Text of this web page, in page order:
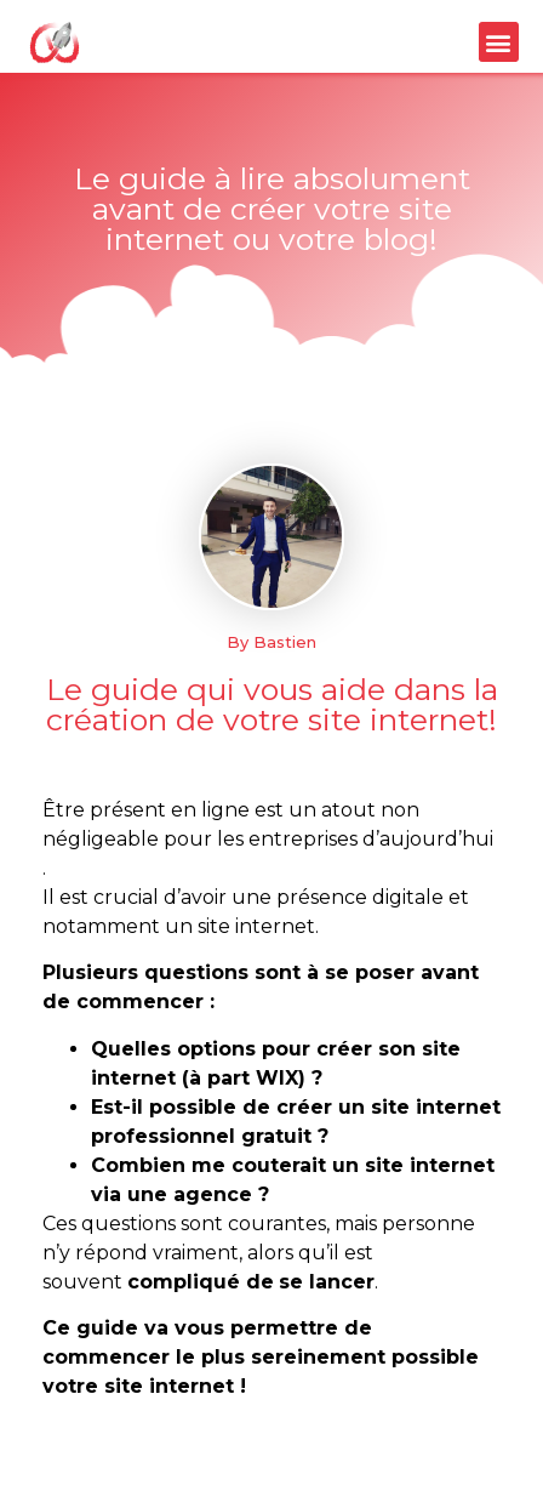
Le guide à lire absolument
avant de créer votre site
internet ou votre blog!
By Bastien
Le guide qui vous aide dans la
création de votre site internet!
Être présent en ligne est un atout non
négligeable pour les entreprises d’aujourd’hui
.
Il est crucial d’avoir une présence digitale et
notamment un site internet.
Plusieurs questions sont à se poser avant
de commencer :
Quelles options pour créer son site
internet (à part WIX) ?
Est-il possible de créer un site internet
professionnel gratuit ?
Combien me couterait un site internet
via une agence ?
Ces questions sont courantes, mais personne
n’y répond vraiment, alors qu’il est
souvent compliqué de se lancer.
Ce guide va vous permettre de
commencer le plus sereinement possible
votre site internet !